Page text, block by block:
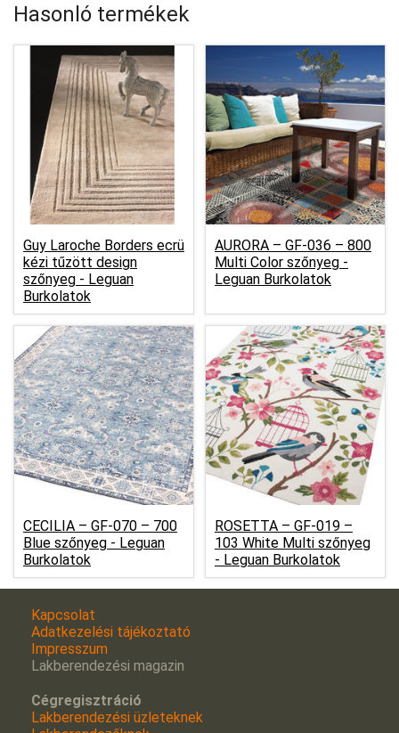
Hasonló termékek
Guy Laroche Borders ecrü
kézi tűzött design
szőnyeg - Leguan
Burkolatok
AURORA – GF-036 – 800
Multi Color szőnyeg -
Leguan Burkolatok
CECILIA – GF-070 – 700
Blue szőnyeg - Leguan
Burkolatok
ROSETTA – GF-019 –
103 White Multi szőnyeg
- Leguan Burkolatok
Kapcsolat
Adatkezelési tájékoztató
Impresszum
Lakberendezési magazin
Cégregisztráció
Lakberendezési üzleteknek